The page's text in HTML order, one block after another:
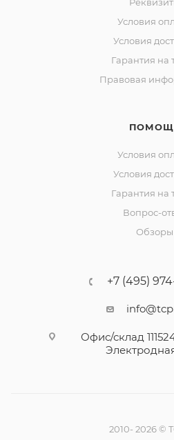
Условия
Условия
Гарантия на
Правовая
Условия
Условия
Гарантия на
Вопрос-
Обзоры
+7 (495)
Офис/склад
2010- 2026 ©